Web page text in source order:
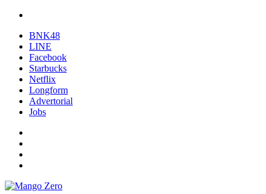
BNK48
LINE
Facebook
Starbucks
Netflix
Longform
Advertorial
Jobs